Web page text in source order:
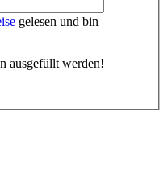
gelesen und bin
ausgefüllt werden!